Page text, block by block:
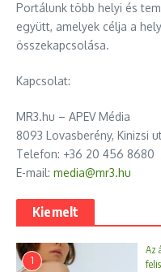
Portálunk több helyi és
együtt, amelyek célja a
összekapcsolása.
Kapcsolat:
MR3.hu – APEV Média
8093 Lovasberény, Kinizsi
Telefon: +36 20 456 8680
E-mail: media@mr3.hu
Kiemelt
1
Az